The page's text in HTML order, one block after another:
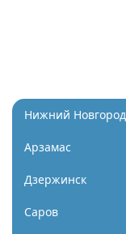
Нижний Новгород
Арзамас
Дзержинск
Саров